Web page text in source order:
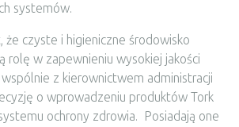
systemów.
że czyste i higieniczne środowisko
rolę w zapewnieniu wysokiej jakości
z kierownictwem administracji
o wprowadzeniu produktów Tork
ochrony zdrowia. Posiadają one